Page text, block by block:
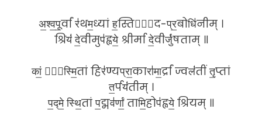
अ॒श्व॒पू॒र्वां र॑थम॒ध्यां ह॒स्तिना᳚द-प्र॒बोधि॑नीम् ।
श्रियं॑ दे॒वीमुप॑ह्वये॒ श्रीर्मा दे॒वीर्जु॑षताम् ॥
कां॒ सो᳚स्मि॒तां हिर॑ण्यप्रा॒कारा॑मा॒र्द्रां ज्वलं॑तीं तृ॒प्तां
त॒र्पयं॑तीम् ।
प॒द्मे॒ स्थि॒तां प॒द्मव॑र्णां॒ तामि॒होप॑ह्वये॒ श्रियम् ॥